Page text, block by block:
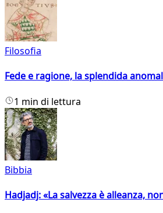
Filosofia
Fede e ragione, la splendida
1 min di lettura
Bibbia
Hadjadj: «La salvezza è alleanza,